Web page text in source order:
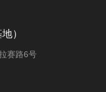
）
赛路6号